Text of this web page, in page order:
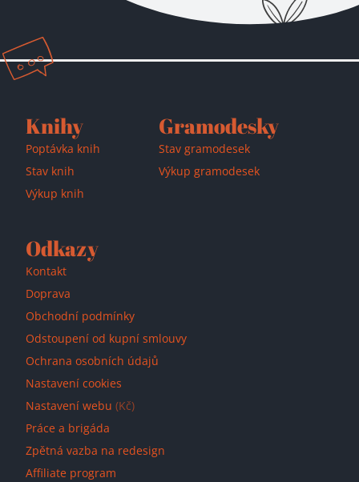
Přidáno do košíku!
Knihy
Poptávka knih
Stav knih
Výkup knih
Gramodesky
Stav gramodesek
Výkup gramodesek
Odkazy
Kontakt
Doprava
Obchodní podmínky
Odstoupení od kupní smlouvy
Ochrana osobních údajů
Nastavení cookies
Nastavení webu (Kč)
Práce a brigáda
Zpětná vazba na redesign
Affiliate program